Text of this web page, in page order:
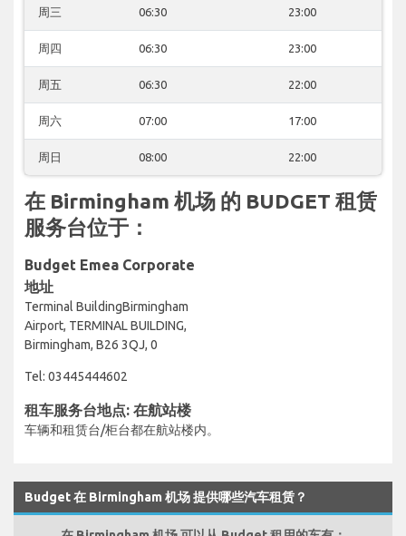
周三 06:30 23:00
周四 06:30 23:00
周五 06:30 22:00
周六 07:00 17:00
周日 08:00 22:00
在 Birmingham 机场 的 BUDGET 租赁
服务台位于：
Budget Emea Corporate
地址
Terminal BuildingBirmingham
Airport, TERMINAL BUILDING,
Birmingham, B26 3QJ, 0
Tel: 03445444602
租车服务台地点: 在航站楼
车辆和租赁台/柜台都在航站楼内。
Budget 在 Birmingham 机场 提供哪些汽车租赁？